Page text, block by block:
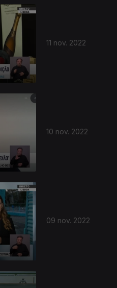
11 nov. 2022
10 nov. 2022
09 nov. 2022